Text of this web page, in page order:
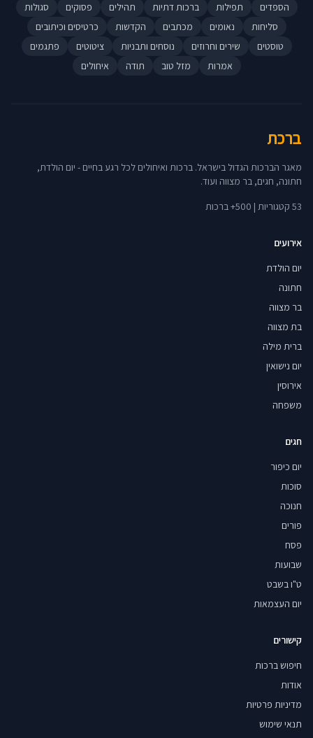
הספדים
תפילות ברכות דתיות תהילים פסוקים
סגולות
סליחות
נאומים מכתבים הקדשות
כרטיסים וכיתובים
טוסטים
שירים וחרוזים נוסחים ותבניות ציטוטים
פתגמים
אמרות
מזל טוב תודה איחולים
ברכת
מאגר הברכות הגדול בישראל. ברכות ואיחולים לכל רגע בחיים - יום הולדת,
חתונה, חגים, בר מצווה ועוד.
53 קטגוריות | 500+ ברכות
אירועים
יום הולדת
חתונה
בר מצווה
בת מצווה
ברית מילה
יום נישואין
אירוסין
משפחה
חגים
יום כיפור
סוכות
חנוכה
פורים
פסח
שבועות
ט"ו בשבט
יום העצמאות
קישורים
חיפוש ברכות
אודות
מדיניות פרטיות
תנאי שימוש